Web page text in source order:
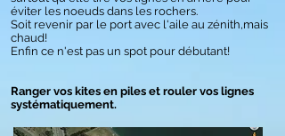
éviter les noeuds dans les rochers.
Soit revenir par le port avec l'aile au zénith,mais
chaud!
Enfin ce n'est pas un spot pour débutant!
Ranger vos kites en piles et rouler vos lignes
systématiquement.